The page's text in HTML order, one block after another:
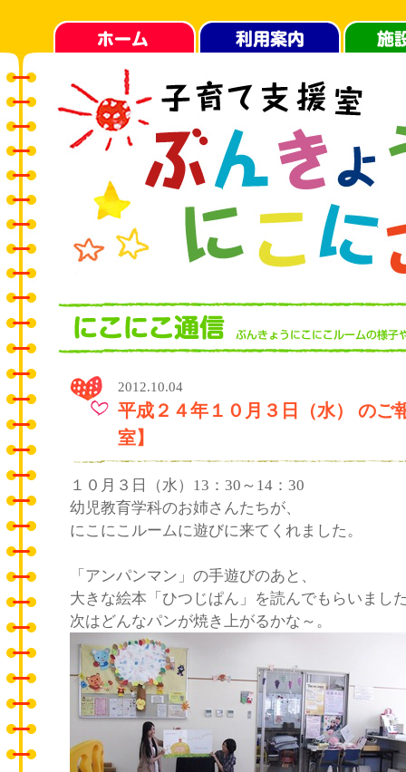
2012.10.04
平成２４年１０月３日（水） のご
室】
１０月３日（水）13：30～14：30
幼児教育学科のお姉さんたちが、
にこにこルームに遊びに来てくれました。
「アンパンマン」の手遊びのあと、
大きな絵本「ひつじぱん」を読んでもらいまし
次はどんなパンが焼き上がるかな～。